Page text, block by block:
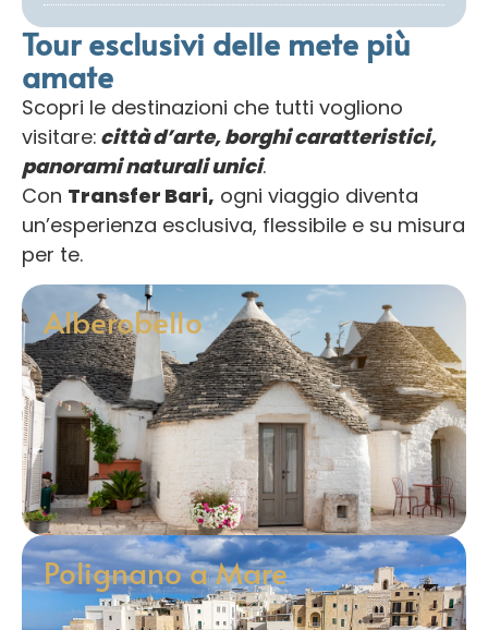
Tour esclusivi delle mete più
amate
Scopri le destinazioni che tutti vogliono
visitare: città d’arte, borghi caratteristici,
panorami naturali unici.
Con Transfer Bari, ogni viaggio diventa
un’esperienza esclusiva, flessibile e su misura
per te.
Alberobello
Polignano a Mare